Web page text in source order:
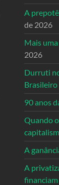
A
de 2026
Mais
2026
Durruti
Brasileiro
90 anos
Quando
A
A
financiam